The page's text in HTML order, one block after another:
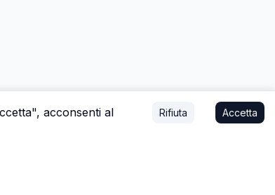
acconsenti al
Rifiuta Accetta